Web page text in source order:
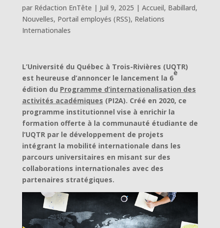
par Rédaction EnTête | Juil 9, 2025 | Accueil, Babillard,
Nouvelles, Portail employés (RSS), Relations
Internationales
L’Université du Québec à Trois-Rivières (UQTR)
est heureuse d’annoncer le lancement la 6
e
édition du Programme d’internationalisation des
activités académiques (PI2A). Créé en 2020, ce
programme institutionnel vise à enrichir la
formation offerte à la communauté étudiante de
l’UQTR par le développement de projets
intégrant la mobilité internationale dans les
parcours universitaires en misant sur des
collaborations internationales avec des
partenaires stratégiques.